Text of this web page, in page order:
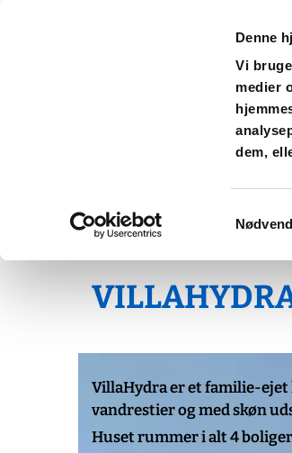
Denne
Vi
medier
dem,
Feriebolig på
Forside - Velkommen
VillaHydra er et familie-
vandrestier og med skøn
Huset rummer i alt 4